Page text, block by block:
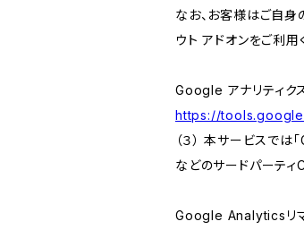
なお、お客様はご自
ウト アドオンをご利用
Google アナリティク
https://
（３） 本サービスで
などのサードパーティ
Google Analyticsリ